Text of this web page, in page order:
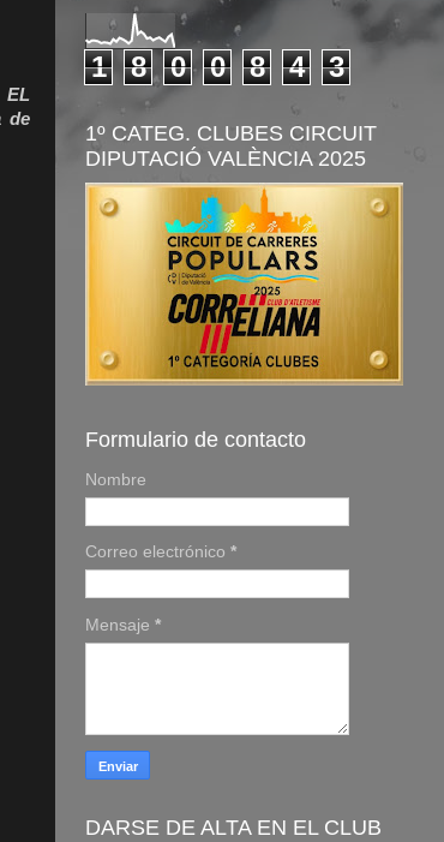
EL
de
1 8 0 0 8 4 3
1º CATEG. CLUBES CIRCUIT
DIPUTACIÓ VALÈNCIA 2025
Formulario de contacto
Nombre
Correo electrónico *
Mensaje *
DARSE DE ALTA EN EL CLUB